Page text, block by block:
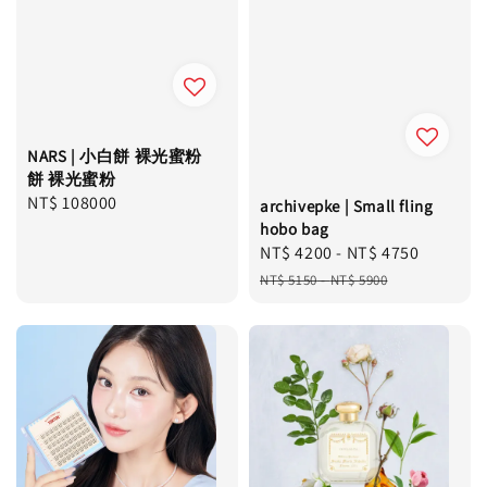
NARS | 小白餅 裸光蜜粉
餅 裸光蜜粉
Regular
NT$ 108000
archivepke | Small fling
hobo bag
Sale
price
NT$ 4200- NT$ 4750
NT$ 5150-NT$ 5900